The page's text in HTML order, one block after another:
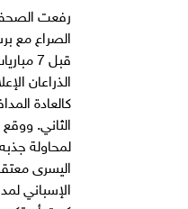
رفعت الصحف
الصراع مع
قبل 7
الذراعان
كالعادة
الثاني.
لمحاولة
اليسرى
الإسباني